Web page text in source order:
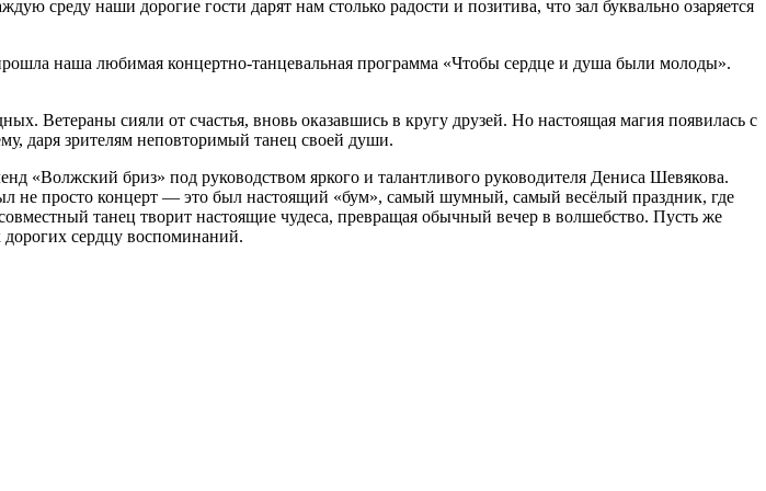
среду наши дорогие гости дарят нам столько радости и позитива, что зал буквально озаряется
наша любимая концертно-танцевальная программа «Чтобы сердце и душа были молоды».
Ветераны сияли от счастья, вновь оказавшись в кругу друзей. Но настоящая магия появилась с
даря зрителям неповторимый танец своей души.
«Волжский бриз» под руководством яркого и талантливого руководителя Дениса Шевякова.
не просто концерт — это был настоящий «бум», самый шумный, самый весёлый праздник, где
танец творит настоящие чудеса, превращая обычный вечер в волшебство. Пусть же
сердцу воспоминаний.